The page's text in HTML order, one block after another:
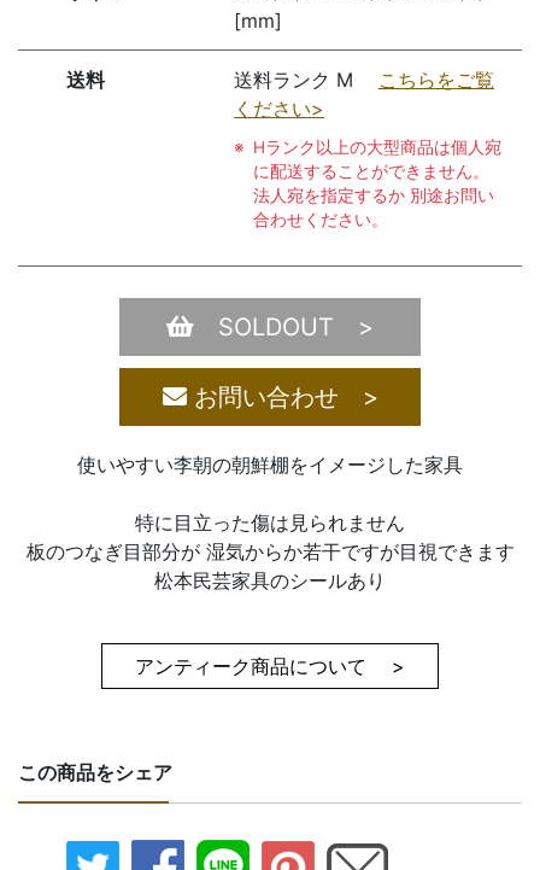
[mm]
送料 送料ランク M こちらをご覧
ください>
Hランク以上の大型商品は個人宛
に配送することができません。
法人宛を指定するか 別途お問い
合わせください。
SOLDOUT >
お問い合わせ >
使いやすい李朝の朝鮮棚をイメージした家具
特に目立った傷は見られません
板のつなぎ目部分が 湿気からか若干ですが目視できます
松本民芸家具のシールあり
アンティーク商品について >
この商品をシェア